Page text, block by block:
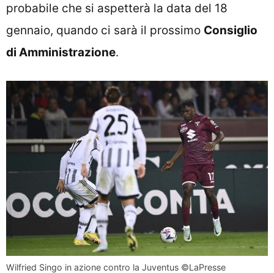
probabile che si aspetterà la data del 18
gennaio, quando ci sarà il prossimo Consiglio
di Amministrazione.
Wilfried Singo in azione contro la Juventus ©LaPresse